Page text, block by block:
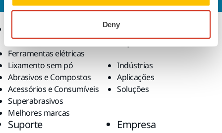
Deny
Ferramentas elétricas
Lixamento sem pó
Abrasivos e Compostos
Acessórios e Consumíveis
Superabrasivos
Melhores marcas
Conhecimento
especializado
Indústrias
Aplicações
Soluções
Suporte Empresa